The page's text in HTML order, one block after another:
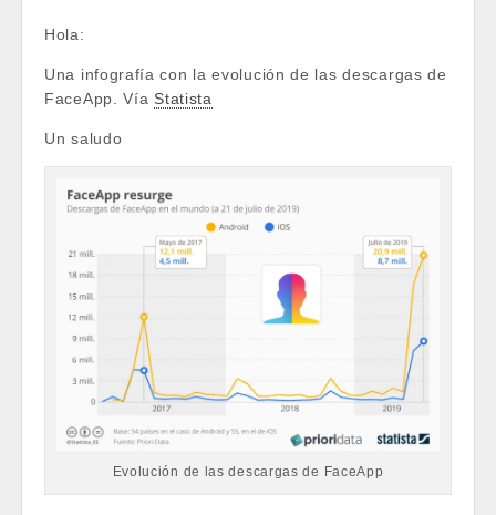
Hola:
Una infografía con la evolución de las descargas de
FaceApp. Vía Statista
Un saludo
Evolución de las descargas de FaceApp